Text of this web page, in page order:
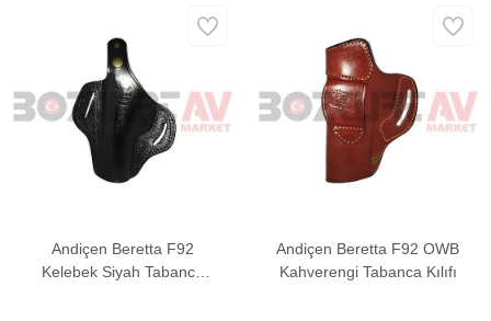
Andiçen Beretta F92
Kelebek Siyah Tabanca
Andiçen Beretta F92 OWB
Kahverengi Tabanca Kılıfı